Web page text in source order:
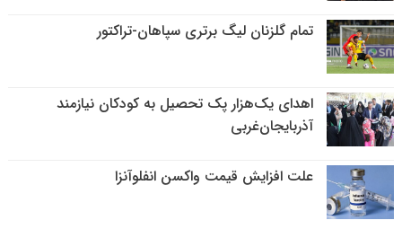
تمام گلزنان لیگ‌ برتری سپاهان-تراکتور
اهدای یک‌هزار پک تحصیل به کودکان نیازمند
آذربایجان‌غربی
علت افزایش قیمت واکسن انفلوآنزا